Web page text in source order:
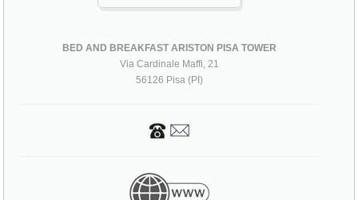
BED AND BREAKFAST ARISTON PISA TOWER
Via Cardinale Maffi, 21
56126 Pisa (PI)